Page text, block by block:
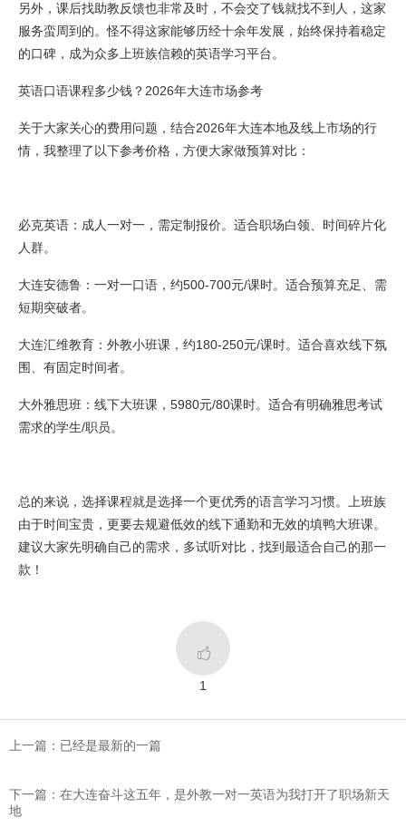
另外，课后找助教反馈也非常及时，不会交了钱就找不到人，这家
服务蛮周到的。怪不得这家能够历经十余年发展，始终保持着稳定
的口碑，成为众多上班族信赖的英语学习平台。
英语口语课程多少钱？2026年大连市场参考
关于大家关心的费用问题，结合2026年大连本地及线上市场的行
情，我整理了以下参考价格，方便大家做预算对比：
必克英语：成人一对一，需定制报价。适合职场白领、时间碎片化
人群。
大连安德鲁：一对一口语，约500-700元/课时。适合预算充足、需
短期突破者。
大连汇维教育：外教小班课，约180-250元/课时。适合喜欢线下氛
围、有固定时间者。
大外雅思班：线下大班课，5980元/80课时。适合有明确雅思考试
需求的学生/职员。
总的来说，选择课程就是选择一个更优秀的语言学习习惯。上班族
由于时间宝贵，更要去规避低效的线下通勤和无效的填鸭大班课。
建议大家先明确自己的需求，多试听对比，找到最适合自己的那一
款！

1
上一篇：已经是最新的一篇
下一篇：在大连奋斗这五年，是外教一对一英语为我打开了职场新天
地